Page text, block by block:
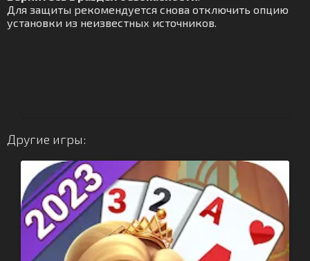
Для защиты рекомендуется снова отключить опцию
установки из неизвестных источников.
Другие игры: